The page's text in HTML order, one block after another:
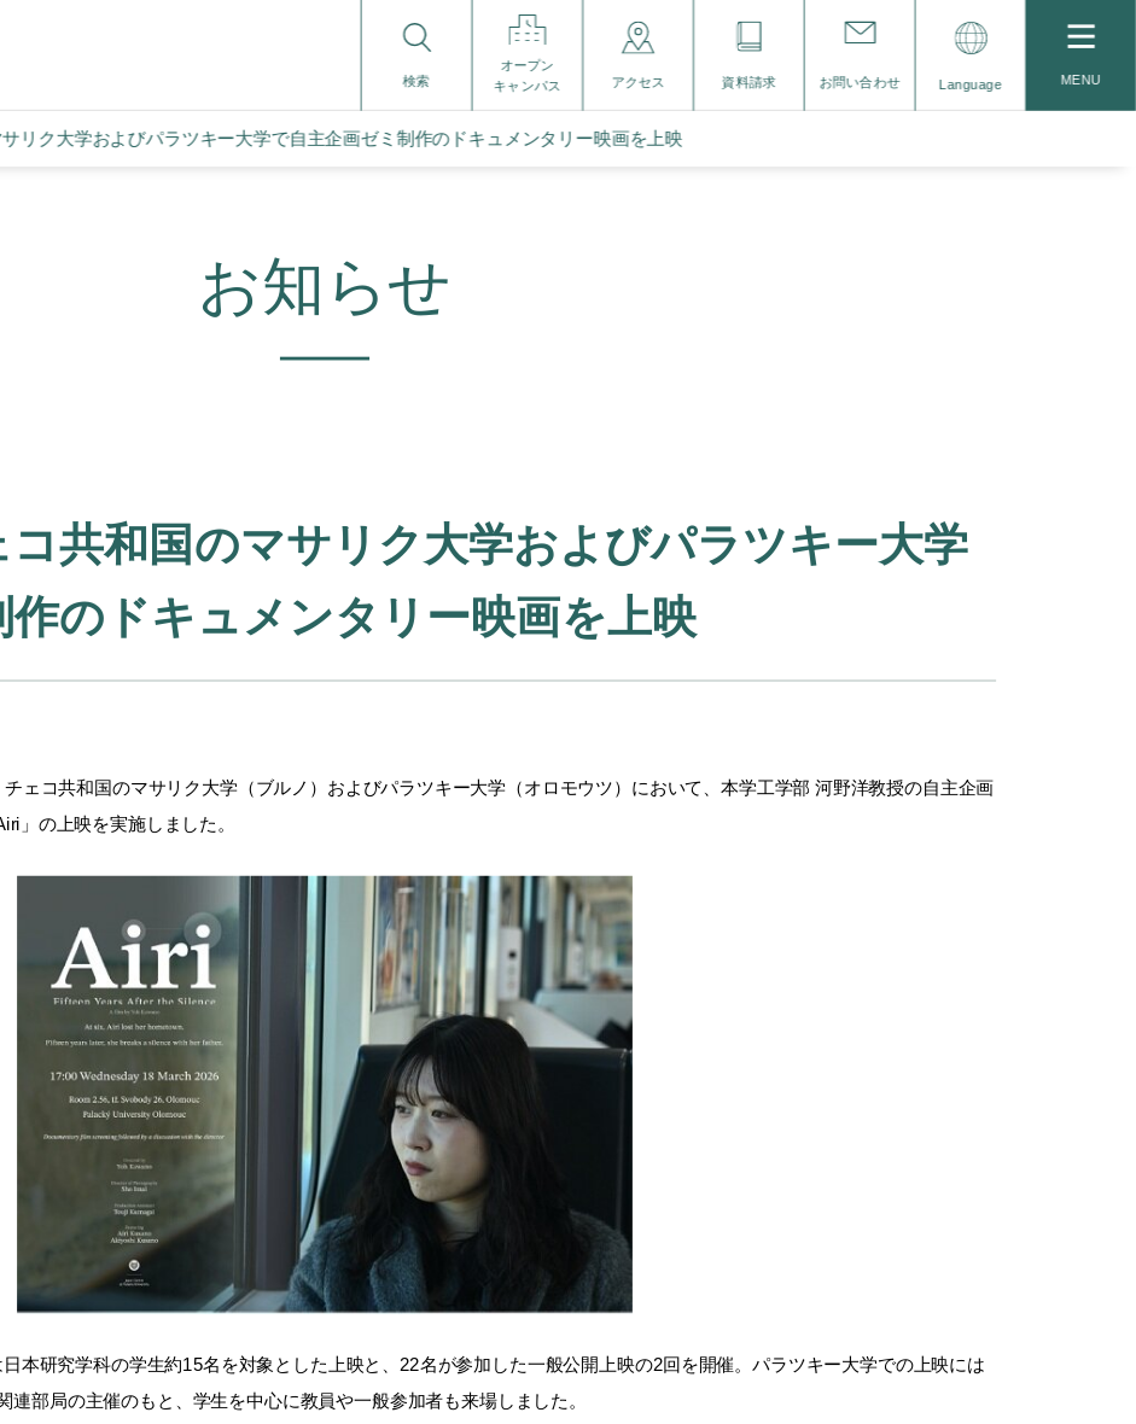
検索
オープン
キャンパス アクセス 資料請求 お問い合わせ Language MENU
サリク大学およびパラツキー大学で自主企画ゼミ制作のドキュメンタリー映画を上映
お知らせ
コ共和国のマサリク大学およびパラツキー大学
のドキュメンタリー映画を上映
ェコ共和国のマサリク大学（ブルノ）およびパラツキー大学（オロモウツ）において、本学工学部 河野洋教授の自主企画
」の上映を実施しました。
本研究学科の学生約15名を対象とした上映と、22名が参加した一般公開上映の2回を開催。パラツキー大学での上映には
部局の主催のもと、学生を中心に教員や一般参加者も来場しました。